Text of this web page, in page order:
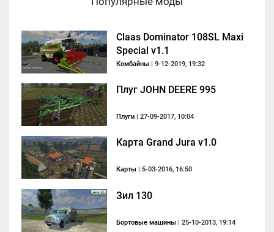
Claas Dominator 108SL Maxi
Special v1.1
Комбайны | 9-12-2019, 19:32
Плуг JOHN DEERE 995
Плуги | 27-09-2017, 10:04
Карта Grand Jura v1.0
Карты | 5-03-2016, 16:50
Зил 130
Бортовые машины | 25-10-2013, 19:14